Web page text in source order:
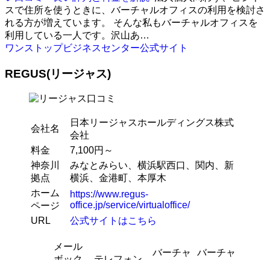
スで住所を使うときに、バーチャルオフィスの利用を検討さ
れる方が増えています。 そんな私もバーチャルオフィスを
利用している一人です。沢山あ…
ワンストップビジネスセンター公式サイト
REGUS(リージャス)
会社名
日本リージャスホールディングス株式
会社
料金
7,100円～
神奈川
拠点
みなとみらい、横浜駅西口、関内、新
横浜、金港町、本厚木
ホーム
ページ
https://www.regus-
office.jp/service/virtualoffice/
URL
公式サイトはこちら
メール
バーチャ
バーチャ